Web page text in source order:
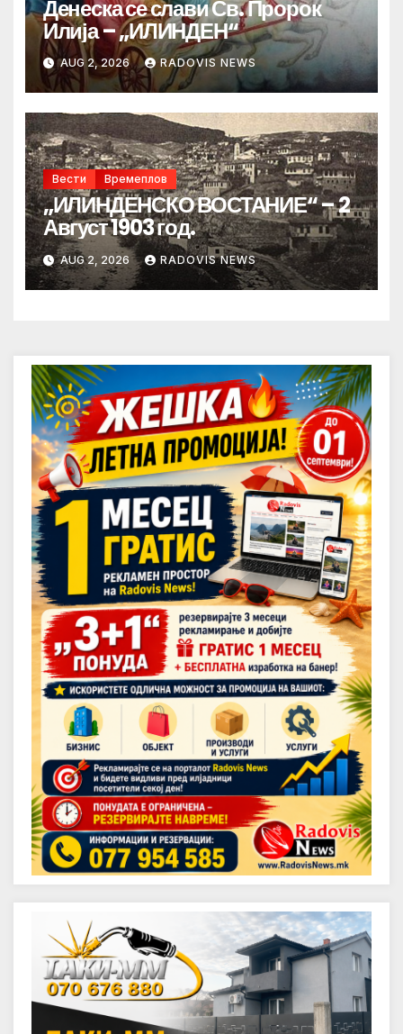
Денеска се слави Св. Пророк
Илија – „ИЛИНДЕН“
AUG 2, 2026 RADOVIS NEWS
Вести Времеплов
„ИЛИНДЕНСКО ВОСТАНИЕ“ – 2
Август 1903 год.
AUG 2, 2026 RADOVIS NEWS